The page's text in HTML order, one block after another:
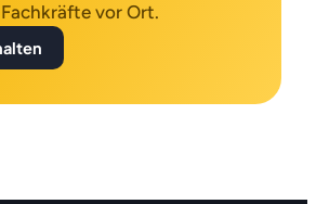
vor Ort.